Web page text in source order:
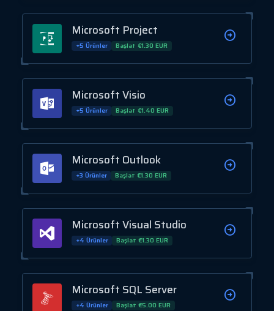
Microsoft Project
+5 Ürünler Başlat €1.30 EUR
Microsoft Visio
+5 Ürünler Başlat €1.40 EUR
Microsoft Outlook
+3 Ürünler Başlat €1.30 EUR
Microsoft Visual Studio
+4 Ürünler Başlat €1.30 EUR
Microsoft SQL Server
+4 Ürünler Başlat €5.00 EUR